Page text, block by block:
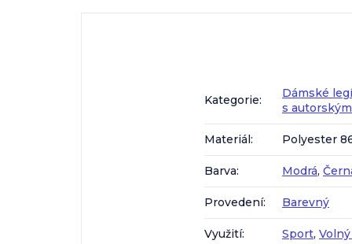
Kategorie:
Dámské
s
Materiál: Polyester
Barva: Modrá,
Provedení: Barevný
Využití: Sport,